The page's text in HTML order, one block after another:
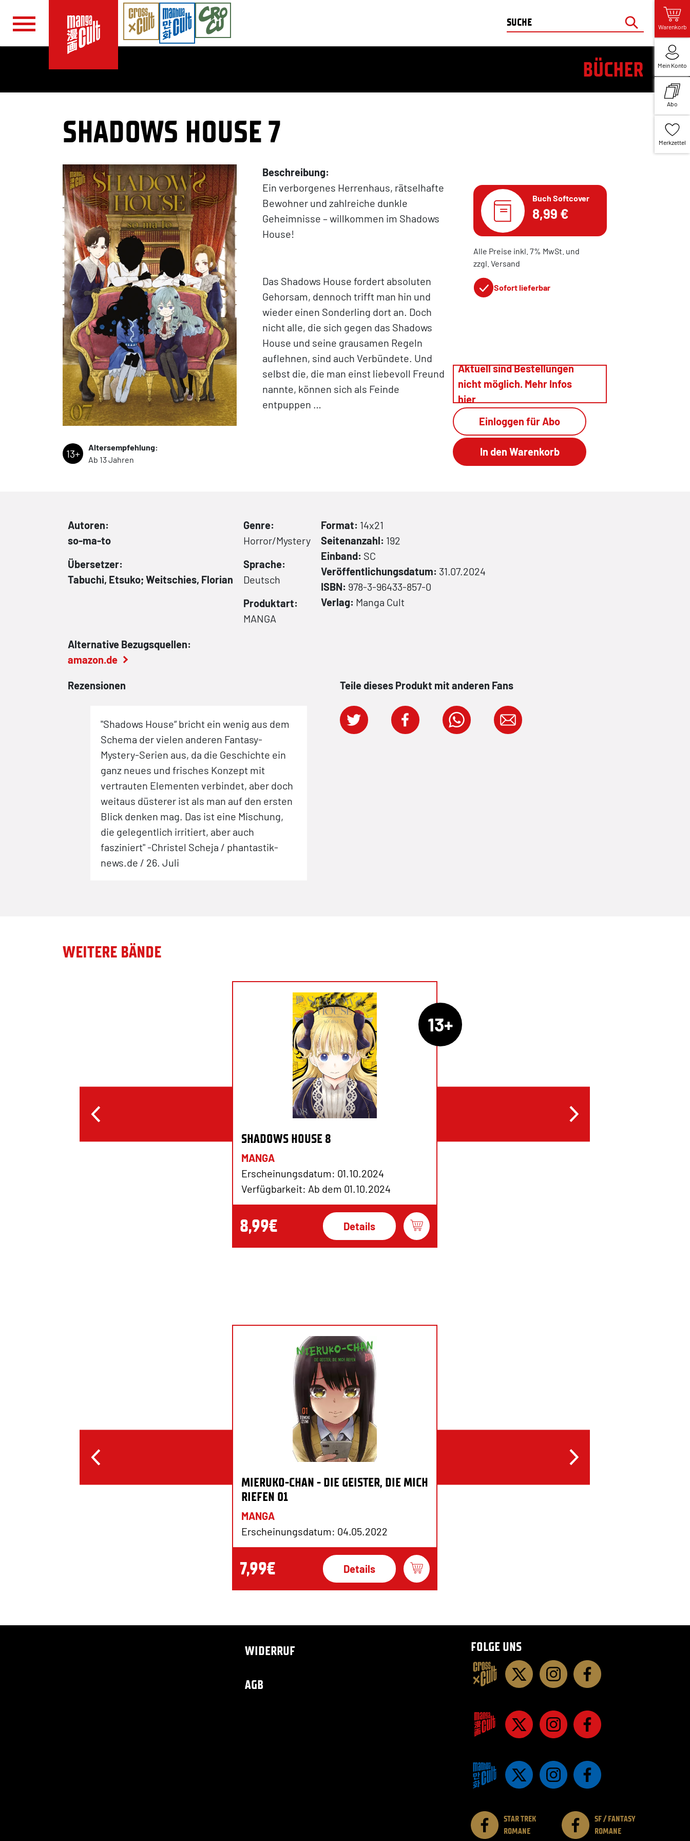
Warenkorb
Mein Konto
Abo
Merkzettel
BÜCHER
SHADOWS HOUSE 7
13+
Altersempfehlung:
Ab 13 Jahren
Beschreibung:
Ein verborgenes Herrenhaus, rätselhafte
Bewohner und zahlreiche dunkle
Geheimnisse – willkommen im Shadows
House!
Das Shadows House fordert absoluten
Gehorsam, dennoch trifft man hin und
wieder einen Sonderling dort an. Doch
nicht alle, die sich gegen das Shadows
House und seine grausamen Regeln
auflehnen, sind auch Verbündete. Und
selbst die, die man einst liebevoll Freund
nannte, können sich als Feinde
entpuppen …
Buch Softcover
8,99 €
Alle Preise inkl. 7% MwSt. und
zzgl. Versand
Sofort lieferbar
Aktuell sind Bestellungen
nicht möglich. Mehr Infos
hier
Einloggen für Abo
Autoren:
so-ma-to
Übersetzer:
Tabuchi, Etsuko; Weitschies, Florian
Genre:
Horror/Mystery
Sprache:
Deutsch
Produktart:
MANGA
Format: 14x21
Seitenanzahl: 192
Einband: SC
Veröffentlichungsdatum: 31.07.2024
ISBN: 978-3-96433-857-0
Verlag: Manga Cult
Alternative Bezugsquellen:
amazon.de
Rezensionen
"Shadows House“ bricht ein wenig aus dem
Schema der vielen anderen Fantasy-
Mystery-Serien aus, da die Geschichte ein
ganz neues und frisches Konzept mit
vertrauten Elementen verbindet, aber doch
weitaus düsterer ist als man auf den ersten
Blick denken mag. Das ist eine Mischung,
die gelegentlich irritiert, aber auch
fasziniert" -Christel Scheja / phantastik-
news.de / 26. Juli
Teile dieses Produkt mit anderen Fans
WEITERE BÄNDE
13+
SHADOWS HOUSE 8
MANGA
Erscheinungsdatum: 01.10.2024
Verfügbarkeit: Ab dem 01.10.2024
8,99€ Details
MIERUKO-CHAN - DIE GEISTER, DIE MICH
RIEFEN 01
MANGA
Erscheinungsdatum: 04.05.2022
7,99€ Details
WIDERRUF
AGB
FOLGE UNS
STAR TREK
ROMANE
SF / FANTASY
ROMANE